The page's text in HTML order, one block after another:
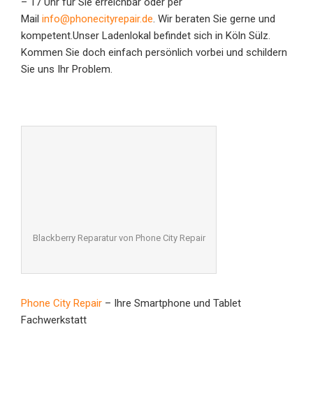
Mail info@phonecityrepair.de. Wir beraten Sie gerne und
kompetent.Unser Ladenlokal befindet sich in Köln Sülz.
Kommen Sie doch einfach persönlich vorbei und schildern
Sie uns Ihr Problem.
Blackberry Reparatur von Phone City Repair
Phone City Repair – Ihre Smartphone und Tablet
Fachwerkstatt